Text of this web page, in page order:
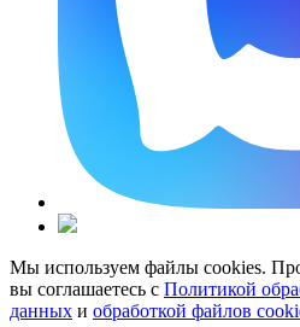
Мы используем файлы cookies.
вы соглашаетесь с Политикой
данных и обработкой файлов